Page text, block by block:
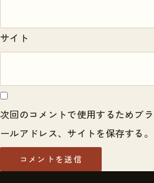
サイト
次回のコメントで使用するためブ
ールアドレス、サイトを保存する。